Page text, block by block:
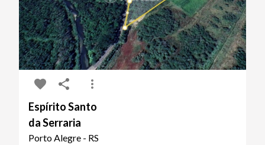
Espírito Santo
da Serraria
Porto Alegre - RS